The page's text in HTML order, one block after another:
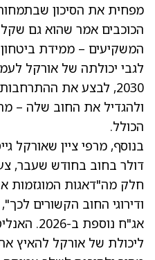
הכוכבים אמר שהוא גם
המשקיעים – ממידת
לגבי יכולתה של אורקל
ולהגדיל את החוב שלה –
הכולל.
דולר בחוב בחודש שעבר,
ודירוגי החוב הקשורים
אג"ח
ליכולת של אורקל להאיץ